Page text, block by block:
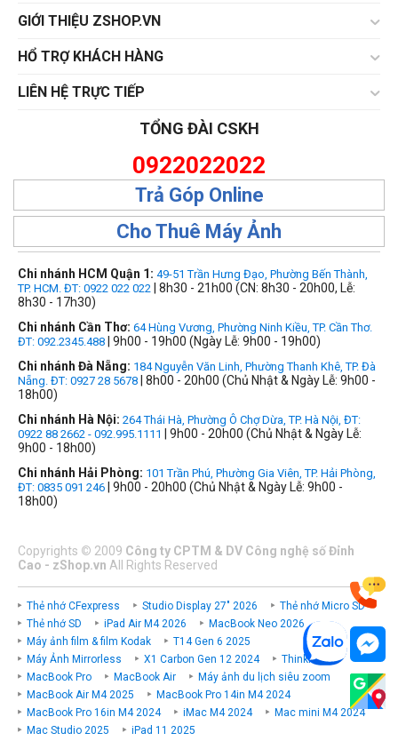
GIỚI THIỆU ZSHOP.VN
HỔ TRỢ KHÁCH HÀNG
LIÊN HỆ TRỰC TIẾP
TỔNG ĐÀI CSKH
0922022022
Trả Góp Online
Cho Thuê Máy Ảnh
Chi nhánh HCM Quận 1: 49-51 Trần Hưng Đạo, Phường Bến Thành,
TP. HCM. ĐT: 0922 022 022 | 8h30 - 21h00 (CN: 8h30 - 20h00, Lễ:
8h30 - 17h30)
Chi nhánh Cần Thơ: 64 Hùng Vương, Phường Ninh Kiều, TP. Cần Thơ.
ĐT: 092.2345.488 | 9h00 - 19h00 (Ngày Lễ: 9h00 - 19h00)
Chi nhánh Đà Nẵng: 184 Nguyễn Văn Linh, Phường Thanh Khê, TP. Đà
Nẵng. ĐT: 0927 28 5678 | 8h00 - 20h00 (Chủ Nhật & Ngày Lễ: 9h00 -
18h00)
Chi nhánh Hà Nội: 264 Thái Hà, Phường Ô Chợ Dừa, TP. Hà Nội, ĐT:
0922 88 2662 - 092.995.1111
| 9h00 - 20h00 (Chủ Nhật & Ngày Lễ:
9h00 - 18h00)
Chi nhánh Hải Phòng: 101 Trần Phú, Phường Gia Viên, TP. Hải Phòng,
ĐT: 0835 091 246 | 9h00 - 20h00 (Chủ Nhật & Ngày Lễ: 9h00 -
18h00)
Copyrights © 2009 Công ty CPTM & DV Công nghệ số Đỉnh
Cao - zShop.vn All Rights Reserved
Thẻ nhớ CFexpress Studio Display 27" 2026
Thẻ nhớ Micro SD
Thẻ nhớ SD
iPad Air M4 2026
MacBook Neo 2026
Máy ảnh film & film Kodak
T14 Gen 6 2025
Máy Ảnh Mirrorless
X1 Carbon Gen 12 2024
ThinkPad P
MacBook Pro
MacBook Air
Máy ảnh du lịch siêu zoom
MacBook Air M4 2025
MacBook Pro 14in M4 2024
MacBook Pro 16in M4 2024
iMac M4 2024
Mac mini M4 2024
Mac Studio 2025
iPad 11 2025